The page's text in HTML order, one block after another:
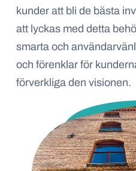
kunder att bli de bästa
att lyckas med detta
smarta och
och förenklar för
förverkliga den visionen.